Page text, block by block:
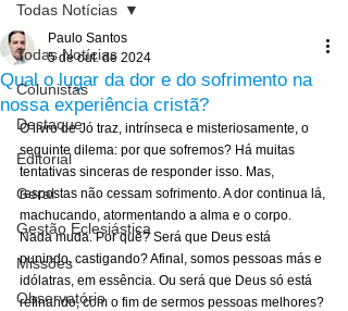
Todas Notícias
Colunistas
Destaque
Editorial
Geral
Gestão Eclesiástica
Missões
Observatório
Todas Notícias
Qual o lugar da dor e do sofrimento na
nossa experiência cristã?
Paulo Santos
5 de out. de 2024
O livro de Jó traz, intrínseca e misteriosamente, o
seguinte dilema: por que sofremos? Há muitas
tentativas sinceras de responder isso. Mas,
respostas não cessam sofrimento. A dor continua lá,
machucando, atormentando a alma e o corpo.
Nada muda. Por quê? Será que Deus está
punindo, castigando? Afinal, somos pessoas más e
idólatras, em essência. Ou será que Deus só está
refinando, com o fim de sermos pessoas melhores?